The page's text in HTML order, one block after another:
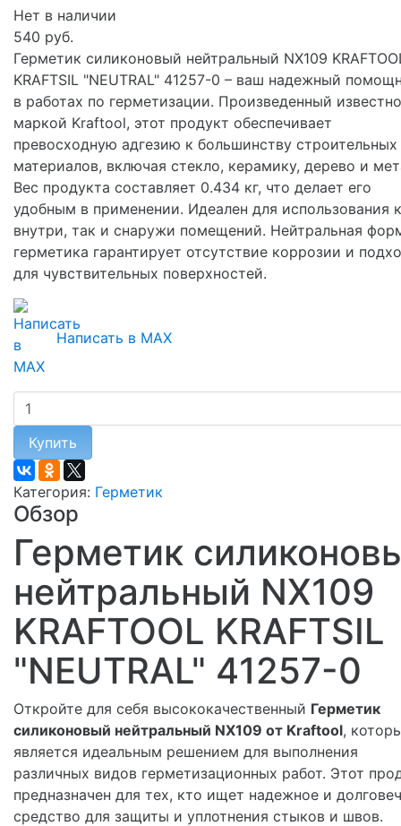
Нет в наличии
540 руб.
Герметик силиконовый нейтральный NX109
KRAFTSIL "NEUTRAL" 41257-0 – ваш надежный
в работах по герметизации. Произведенный
маркой Kraftool, этот продукт обеспечивает
превосходную адгезию к большинству строительных
материалов, включая стекло, керамику, дерево и
Вес продукта составляет 0.434 кг, что делает его
удобным в применении. Идеален для использования
внутри, так и снаружи помещений. Нейтральная
герметика гарантирует отсутствие коррозии и
для чувствительных поверхностей.
Написать в MAX
Купить
Категория: Герметик
Обзор
Герметик
нейтральный NX109
KRAFTOOL KRAFTSIL
"NEUTRAL" 41257-0
Откройте для себя высококачественный Герметик
силиконовый нейтральный NX109 от Kraftool,
является идеальным решением для выполнения
различных видов герметизационных работ. Этот
предназначен для тех, кто ищет надежное и
средство для защиты и уплотнения стыков и швов.